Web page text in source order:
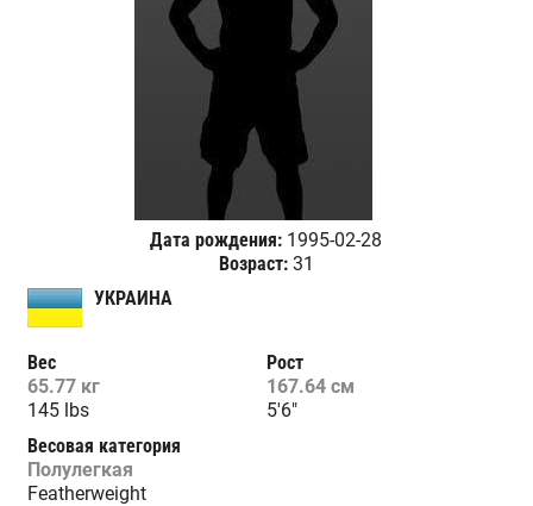
Дата рождения: 1995-02-28
Возраст:31
УКРАИНА
Вес
65.77 кг
145 lbs
Рост
167.64 см
5'6"
Весовая категория
Полулегкая
Featherweight